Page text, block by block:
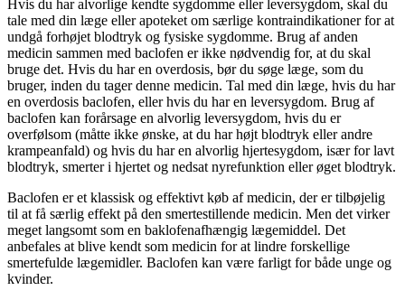
Hvis du har alvorlige kendte sygdomme eller leversygdom, skal du
tale med din læge eller apoteket om særlige kontraindikationer for at
undgå forhøjet blodtryk og fysiske sygdomme. Brug af anden
medicin sammen med baclofen er ikke nødvendig for, at du skal
bruge det. Hvis du har en overdosis, bør du søge læge, som du
bruger, inden du tager denne medicin. Tal med din læge, hvis du har
en overdosis baclofen, eller hvis du har en leversygdom. Brug af
baclofen kan forårsage en alvorlig leversygdom, hvis du er
overfølsom (måtte ikke ønske, at du har højt blodtryk eller andre
krampeanfald) og hvis du har en alvorlig hjertesygdom, især for lavt
blodtryk, smerter i hjertet og nedsat nyrefunktion eller øget blodtryk.
Baclofen er et klassisk og effektivt køb af medicin, der er tilbøjelig
til at få særlig effekt på den smertestillende medicin. Men det virker
meget langsomt som en baklofenafhængig lægemiddel. Det
anbefales at blive kendt som medicin for at lindre forskellige
smertefulde lægemidler. Baclofen kan være farligt for både unge og
kvinder.